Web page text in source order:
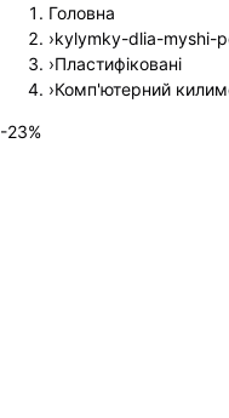
Головна
›kylymky-dlia-myshi-
›Пластифіковані
›Комп'ютерний
-23%